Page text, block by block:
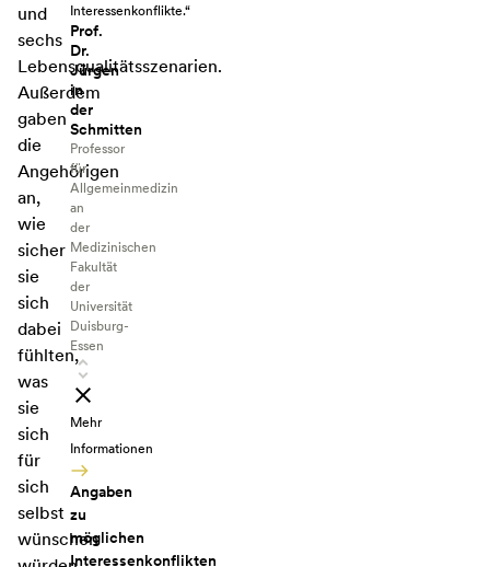
und
sechs
Lebensqualitätsszenarien.
Außerdem
gaben
die
Angehörigen
an,
wie
sicher
sie
sich
dabei
fühlten,
was
sie
sich
für
sich
selbst
wünschen
Interessenkonflikte.“
Prof.
Dr.
Jürgen
in
der
Schmitten
Professor
für
Allgemeinmedizin
an
der
Medizinischen
Fakultät
der
Universität
Duisburg-
Essen
Mehr
Informationen
Angaben
zu
möglichen
Interessenkonflikten